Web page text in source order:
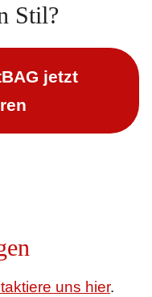
Stil?
jetzt
uns hier.